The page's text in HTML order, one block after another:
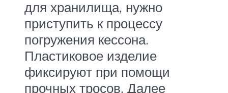
для хранилища, нужно
приступить к процессу
погружения кессона.
Пластиковое изделие
фиксируют при помощи
прочных тросов. Далее